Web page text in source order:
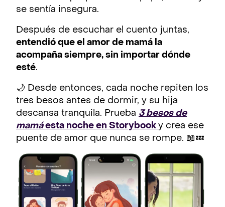
se sentía insegura.
Después de escuchar el cuento juntas,
entendió que el amor de mamá la
acompaña siempre, sin importar dónde
esté.
🌙 Desde entonces, cada noche repiten los
tres besos antes de dormir, y su hija
descansa tranquila. Prueba 3 besos de
mamáesta noche en Storybook y crea ese
puente de amor que nunca se rompe. 📖💤